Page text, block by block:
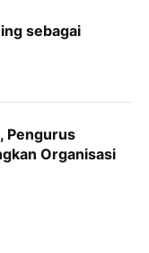
sebagai
Pengurus
Organisasi